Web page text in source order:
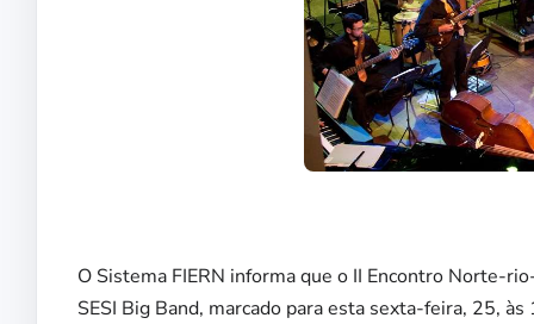
O Sistema FIERN informa que o II Encontro Norte-
SESI Big Band, marcado para esta sexta-feira, 25,